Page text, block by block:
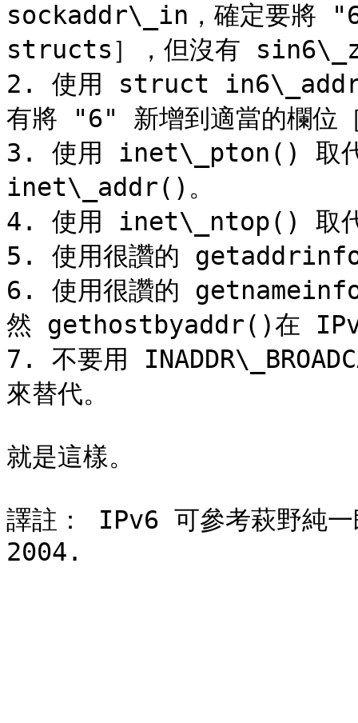
sockaddr\_in，確定要將
structs］，但沒有
2. 使用 struct
有將 "6" 新增到適當的欄位
3. 使用 inet\_pton() 取
inet\_addr()。
4. 使用 inet\_ntop() 取
5. 使用很讚的
6. 使用很讚的
然 gethostbyaddr()在
7. 不要用
來替代。
就是這樣。
譯註： IPv6 可參考萩野純